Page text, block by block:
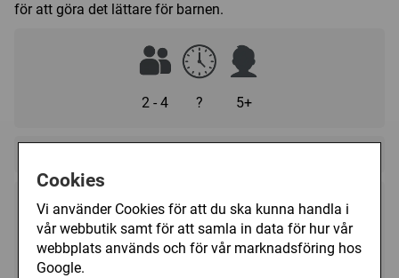
Cookies
Vi använder Cookies för att du ska kunna handla i
vår webbutik samt för att samla in data för hur vår
webbplats används och för vår marknadsföring hos
Google.
för att göra det lättare för barnen.
2 - 4 ? 5+
299 kr Utgått
Ej tillgänglig